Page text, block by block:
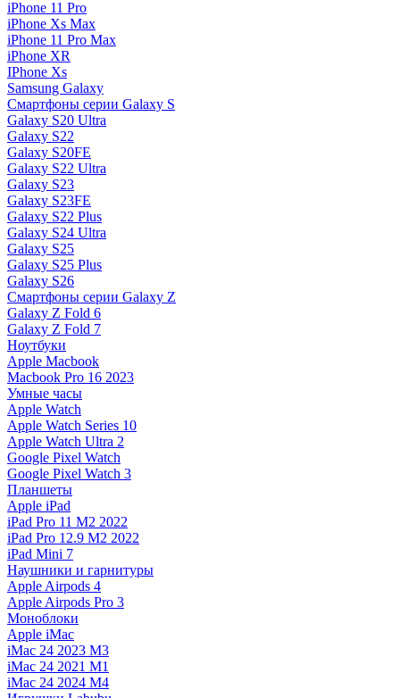
iPhone 11 Pro
iPhone Xs Max
iPhone 11 Pro Max
iPhone XR
IPhone Xs
Samsung Galaxy
Смартфоны серии Galaxy S
Galaxy S20 Ultra
Galaxy S22
Galaxy S20FE
Galaxy S22 Ultra
Galaxy S23
Galaxy S23FE
Galaxy S22 Plus
Galaxy S24 Ultra
Galaxy S25
Galaxy S25 Plus
Galaxy S26
Смартфоны серии Galaxy Z
Galaxy Z Fold 6
Galaxy Z Fold 7
Ноутбуки
Apple Macbook
Macbook Pro 16 2023
Умные часы
Apple Watch
Apple Watch Series 10
Apple Watch Ultra 2
Google Pixel Watch
Google Pixel Watch 3
Планшеты
Apple iPad
iPad Pro 11 M2 2022
iPad Pro 12.9 M2 2022
iPad Mini 7
Наушники и гарнитуры
Apple Airpods 4
Apple Airpods Pro 3
Моноблоки
Apple iMac
iMac 24 2023 M3
iMac 24 2021 M1
iMac 24 2024 M4